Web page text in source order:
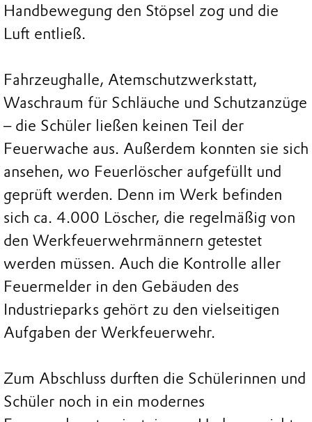
Handbewegung den Stöpsel zog und die
Luft entließ.
Fahrzeughalle, Atemschutzwerkstatt,
Waschraum für Schläuche und Schutzanzüge
– die Schüler ließen keinen Teil der
Feuerwache aus. Außerdem konnten sie sich
ansehen, wo Feuerlöscher aufgefüllt und
geprüft werden. Denn im Werk befinden
sich ca. 4.000 Löscher, die regelmäßig von
den Werkfeuerwehrmännern getestet
werden müssen. Auch die Kontrolle aller
Feuermelder in den Gebäuden des
Industrieparks gehört zu den vielseitigen
Aufgaben der Werkfeuerwehr.
Zum Abschluss durften die Schülerinnen und
Schüler noch in ein modernes